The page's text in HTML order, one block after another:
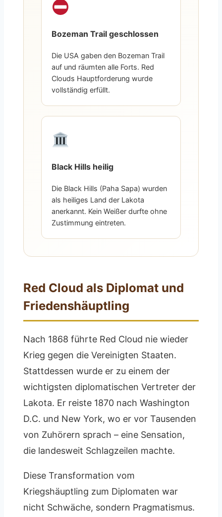
Bozeman Trail geschlossen
Die USA gaben den Bozeman Trail
auf und räumten alle Forts. Red
Clouds Hauptforderung wurde
vollständig erfüllt.
Black Hills heilig
Die Black Hills (Paha Sapa) wurden
als heiliges Land der Lakota
anerkannt. Kein Weißer durfte ohne
Zustimmung eintreten.
Red Cloud als Diplomat und
Friedenshäuptling
Nach 1868 führte Red Cloud nie wieder
Krieg gegen die Vereinigten Staaten.
Stattdessen wurde er zu einem der
wichtigsten diplomatischen Vertreter der
Lakota. Er reiste 1870 nach Washington
D.C. und New York, wo er vor Tausenden
von Zuhörern sprach – eine Sensation,
die landesweit Schlagzeilen machte.
Diese Transformation vom
Kriegshäuptling zum Diplomaten war
nicht Schwäche, sondern Pragmatismus.